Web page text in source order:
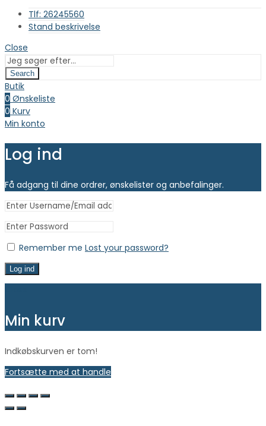
Tlf: 26245560
Stand beskrivelse
Close
Search
Butik
0 Ønskeliste
0 Kurv
Min konto
Log ind
Få adgang til dine ordrer, ønskelister og anbefalinger.
Remember me Lost your password?
Log ind
Min kurv
Indkøbskurven er tom!
Fortsætte med at handle